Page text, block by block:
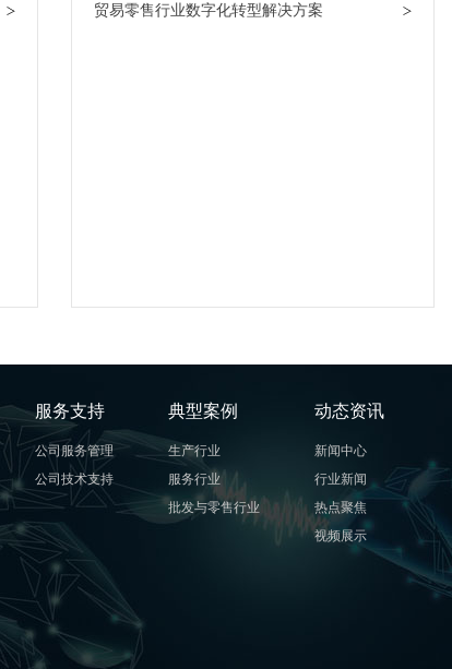
贸易零售行业数字化转型解决方案
服务支持
公司服务管理
公司技术支持
典型案例
生产行业
服务行业
批发与零售行业
动态资讯
新闻中心
行业新闻
热点聚焦
视频展示